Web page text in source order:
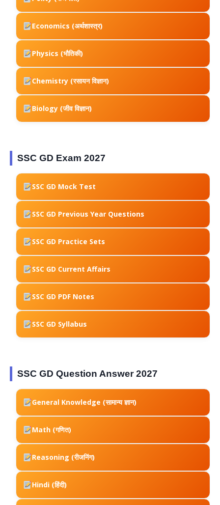
Economics (अर्थशास्त्र)
Physics (भौतिकी)
Chemistry (रसायन विज्ञान)
Biology (जीव विज्ञान)
SSC GD Exam 2027
SSC GD Mock Test
SSC GD Previous Year Questions
SSC GD Practice Sets
SSC GD Current Affairs
SSC GD PDF Notes
SSC GD Syllabus
SSC GD Question Answer 2027
General Knowledge (सामान्य ज्ञान)
Math (गणित)
Reasoning (रीजनिंग)
Hindi (हिंदी)